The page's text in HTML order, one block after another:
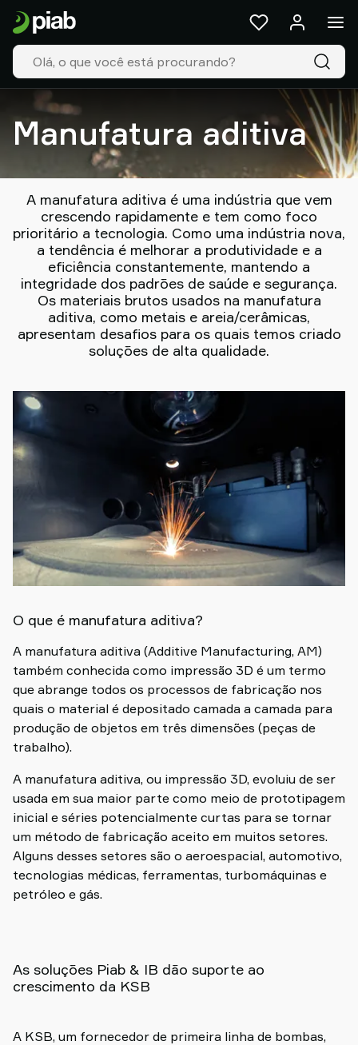
Manufatura aditiva
A manufatura aditiva é uma indústria que vem
crescendo rapidamente e tem como foco
prioritário a tecnologia. Como uma indústria nova,
a tendência é melhorar a produtividade e a
eficiência constantemente, mantendo a
integridade dos padrões de saúde e segurança.
Os materiais brutos usados na manufatura
aditiva, como metais e areia/cerâmicas,
apresentam desafios para os quais temos criado
soluções de alta qualidade.
O que é manufatura aditiva?
A manufatura aditiva (Additive Manufacturing, AM)
também conhecida como impressão 3D é um termo
que abrange todos os processos de fabricação nos
quais o material é depositado camada a camada para
produção de objetos em três dimensões (peças de
trabalho).
A manufatura aditiva, ou impressão 3D, evoluiu de ser
usada em sua maior parte como meio de prototipagem
inicial e séries potencialmente curtas para se tornar
um método de fabricação aceito em muitos setores.
Alguns desses setores são o aeroespacial, automotivo,
tecnologias médicas, ferramentas, turbomáquinas e
petróleo e gás.
As soluções Piab & IB dão suporte ao
crescimento da KSB
A KSB, um fornecedor de primeira linha de bombas,
Produtos
&
Soluções
Industries
Nossas
tecnologias
Resources
a
Piab
Piab
Group
Entre
contato
Support
Encontre